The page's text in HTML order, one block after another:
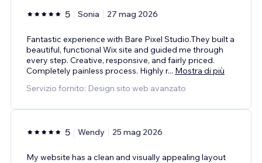
5 Sonia 27 mag 2026
Fantastic experience with Bare Pixel Studio.They built a
beautiful, functional Wix site and guided me through
every step. Creative, responsive, and fairly priced.
Completely painless process. Highly r... Mostra di più
Servizio fornito: Design sito web avanzato
5 Wendy 25 mag 2026
My website has a clean and visually appealing layout